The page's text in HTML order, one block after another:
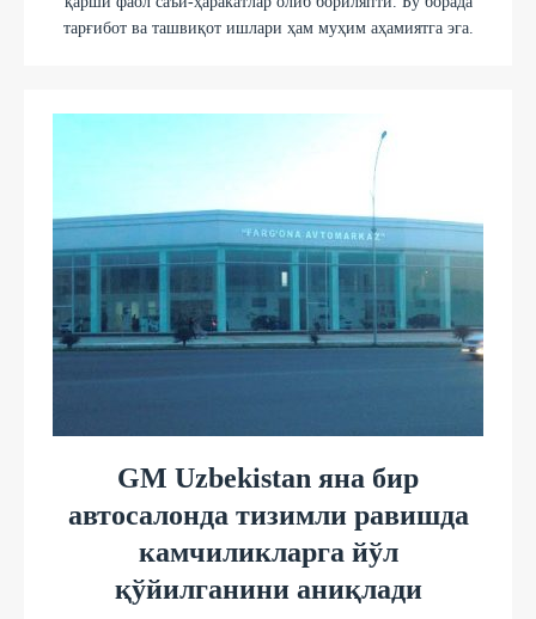
тарғибот ва ташвиқот ишлари ҳам муҳим аҳамиятга эга.
GM Uzbekistan яна бир
автосалонда тизимли равишда
камчиликларга йўл
қўйилганини аниқлади